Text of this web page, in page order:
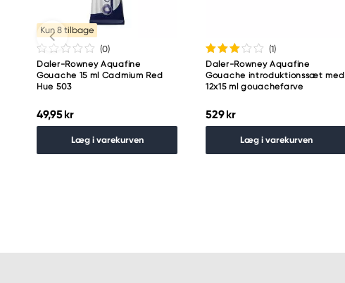
Kun 8 tilbage
(0)
Daler-Rowney Aquafine
Gouache 15 ml Cadmium Red
Hue 503
49,95 kr
Læg i varekurven
(1)
Daler-Rowney Aquafine
Gouache introduktionssæt med
12x15 ml gouachefarve
529 kr
Læg i varekurven